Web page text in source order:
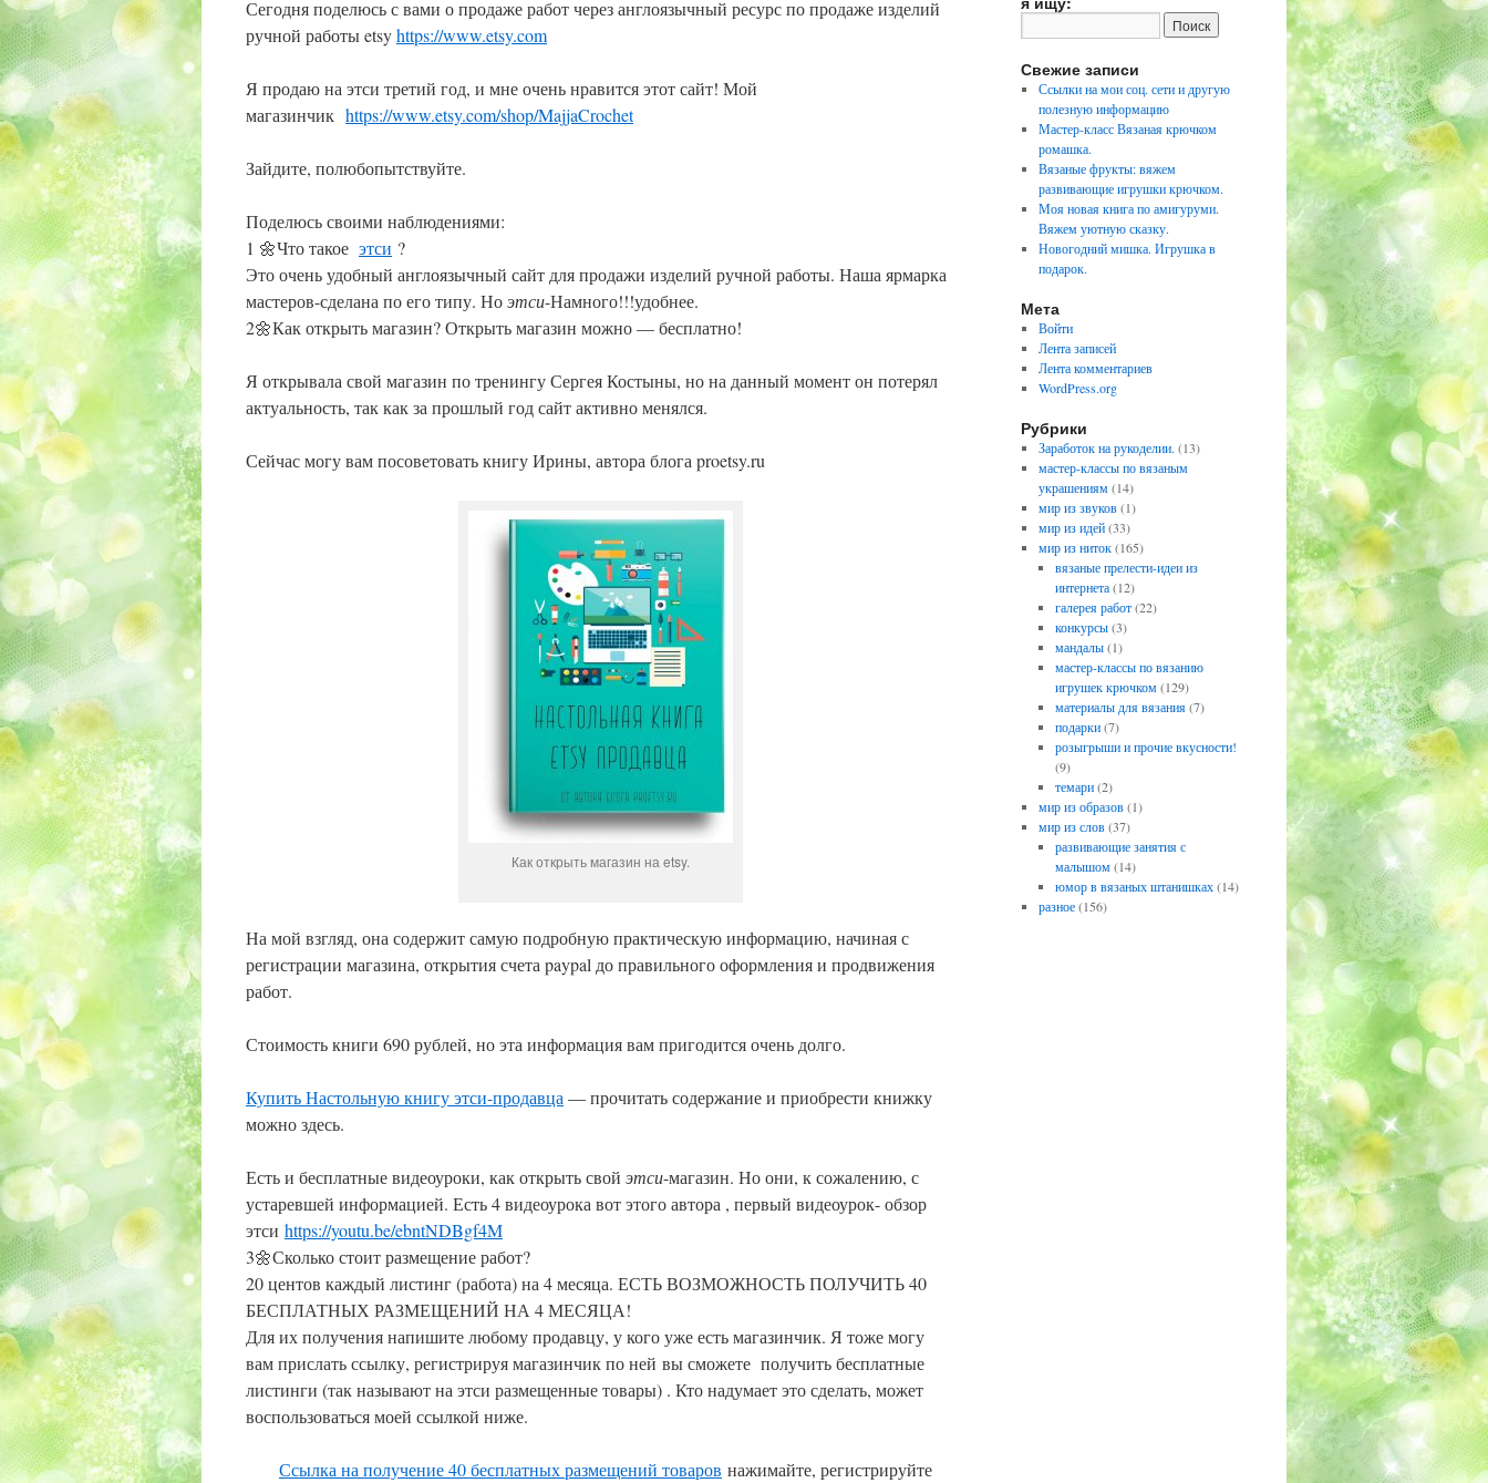
Сегодня поделюсь с вами о продаже работ через англоязычный ресурс по продаже изделий
ручной работы etsyhttps://www.etsy.com
Я продаю на этси третий год, и мне очень нравится этот сайт! Мой
магазинчик https://www.etsy.com/shop/MajjaCrochet
Зайдите, полюбопытствуйте.
Поделюсь своими наблюдениями:
1 🌼Что такое этси ?
Это очень удобный англоязычный сайт для продажи изделий ручной работы. Наша ярмарка
мастеров-сделана по его типу. Ноэтси-Намного!!!удобнее.
2🌼Как открыть магазин? Открыть магазин можно — бесплатно!
Я открывала свой магазин по тренингу Сергея Костыны, но на данный момент он потерял
актуальность, так как за прошлый год сайт активно менялся.
Сейчас могу вам посоветовать книгу Ирины, автора блога proetsy.ru
Как открыть магазин на etsy.
На мой взгляд, она содержит самую подробную практическую информацию, начиная с
регистрации магазина, открытия счета paypal до правильного оформления и продвижения
работ.
Стоимость книги 690 рублей, но эта информация вам пригодится очень долго.
Купить Настольную книгу этси-продавца — прочитать содержание и приобрести книжку
можно здесь.
Есть и бесплатные видеоуроки, как открыть свой этси-магазин. Но они, к сожалению, с
устаревшей информацией. Есть 4 видеоурока вот этого автора , первый видеоурок- обзор
этси https://youtu.be/ebntNDBgf4M
3🌼Сколько стоит размещение работ?
20 центов каждый листинг (работа) на 4 месяца. ЕСТЬ ВОЗМОЖНОСТЬ ПОЛУЧИТЬ 40
БЕСПЛАТНЫХ РАЗМЕЩЕНИЙ НА 4 МЕСЯЦА!
Для их получения напишите любому продавцу, у кого уже есть магазинчик. Я тоже могу
вам прислать ссылку, регистрируя магазинчик по ней вы сможете получить бесплатные
листинги (так называют на этси размещенные товары) . Кто надумает это сделать, может
воспользоваться моей ссылкой ниже.
Ссылка на получение 40 бесплатных размещений товаров нажимайте, регистрируйте
Свежие записи
Ссылки на мои соц. сети и другую
полезную информацию
Мастер-класс Вязаная крючком
ромашка.
Вязаные фрукты: вяжем
развивающие игрушки крючком.
Моя новая книга по амигуруми.
Вяжем уютную сказку.
Новогодний мишка. Игрушка в
подарок.
Мета
Войти
Лента записей
Лента комментариев
WordPress.org
Рубрики
Заработок на рукоделии. (13)
мастер-классы по вязаным
украшениям(14)
мир из звуков(1)
мир из идей(33)
мир из ниток(165)
вязаные прелести-идеи из
интернета(12)
галерея работ(22)
конкурсы(3)
мандалы(1)
мастер-классы по вязанию
игрушек крючком(129)
материалы для вязания(7)
подарки(7)
розыгрыши и прочие вкусности!
(9)
темари(2)
мир из образов(1)
мир из слов(37)
развивающие занятия с
малышом(14)
юмор в вязаных штанишках(14)
разное(156)